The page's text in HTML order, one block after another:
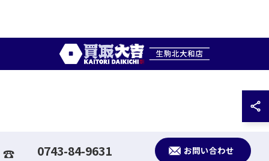
0743-84-9631 お問い合わせ